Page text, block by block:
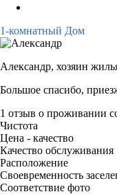
1-комнатный Дом
Александр, хозяин
Большое спасибо,
1 отзыв о проживании
Чистота
Цена - качество
Качество обслуживания
Расположение
Своевременность
Соответствие фото